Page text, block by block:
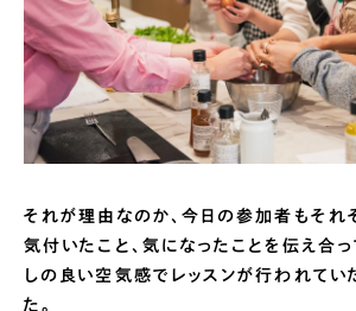
それが理由なのか、今日の参加者もそれ
気付いたこと、気になったことを伝え合っ
しの良い空気感でレッスンが行われてい
た。